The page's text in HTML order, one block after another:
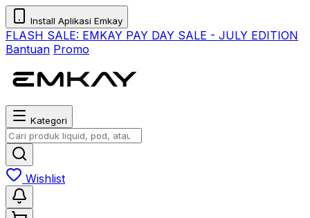
Install Aplikasi Emkay
FLASH SALE: EMKAY PAY DAY SALE - JULY EDITION
Bantuan Promo
Kategori
Wishlist